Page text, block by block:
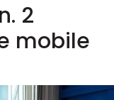
2
mobile